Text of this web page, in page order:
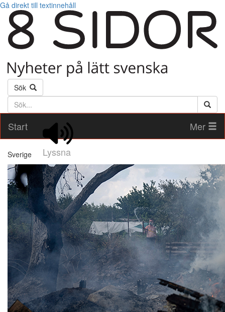
Gå direkt till textinnehåll
Sök
Söktext
Start
Lyssna
Mer
Sverige